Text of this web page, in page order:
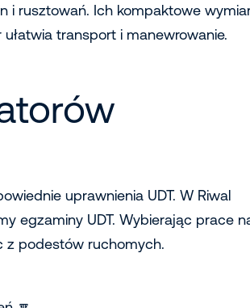
i rusztowań. Ich kompaktowe
transport i manewrowanie.
uprawnienia UDT. W Riwal
egzaminy UDT. Wybierając prace
z podestów ruchomych.